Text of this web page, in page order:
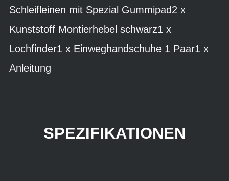
Schleifleinen mit Spezial Gummipad2 x
Kunststoff Montierhebel schwarz1 x
Lochfinder1 x Einweghandschuhe 1 Paar1 x
Anleitung
SPEZIFIKATIONEN